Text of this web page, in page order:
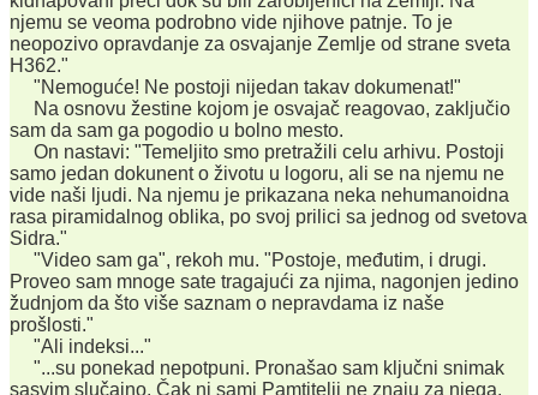
njemu se veoma podrobno vide njihove patnje. To je
neopozivo opravdanje za osvajanje Zemlje od strane sveta
H362."
"Nemoguće! Ne postoji nijedan takav dokumenat!"
Na osnovu žestine kojom je osvajač reagovao, zaključio
sam da sam ga pogodio u bolno mesto.
On nastavi: "Temeljito smo pretražili celu arhivu. Postoji
samo jedan dokunent o životu u logoru, ali se na njemu ne
vide naši ljudi. Na njemu je prikazana neka nehumanoidna
rasa piramidalnog oblika, po svoj prilici sa jednog od svetova
Sidra."
"Video sam ga", rekoh mu. "Postoje, međutim, i drugi.
Proveo sam mnoge sate tragajući za njima, nagonjen jedino
žudnjom da što više saznam o nepravdama iz naše
prošlosti."
"Ali indeksi..."
"...su ponekad nepotpuni. Pronašao sam ključni snimak
sasvim slučajno. Čak ni sami Pamtitelji ne znaju za njega.